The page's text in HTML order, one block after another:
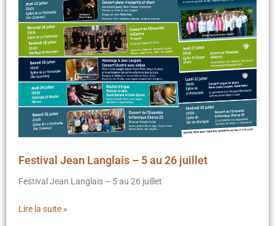
Festival Jean Langlais – 5 au 26 juillet
Festival Jean Langlais – 5 au 26 juillet
Lire la suite »